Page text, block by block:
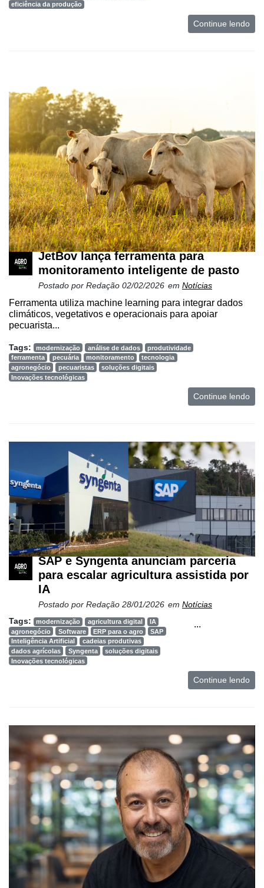
eficiência da produção
Continue lendo
JetBov lança ferramenta para
monitoramento inteligente de pasto
Postado por Redação 02/02/2026 em Notícias
Ferramenta utiliza machine learning para integrar dados
climáticos, vegetativos e operacionais para apoiar
pecuarista...
Tags: modernização análise de dados
produtividade
ferramenta
pecuária monitoramento
tecnologia
agronegócio
pecuaristas
soluções digitais
Inovações tecnológicas
Continue lendo
SAP e Syngenta anunciam parceria
para escalar agricultura assistida por
IA
Postado por Redação 28/01/2026 em Notícias
...
Tags: modernização agricultura digital
IA
agronegócio
Software ERP para o agro
SAP
Inteligência Artificial
cadeias produtivas
dados agrícolas
Syngenta
soluções digitais
Inovações tecnológicas
Continue lendo